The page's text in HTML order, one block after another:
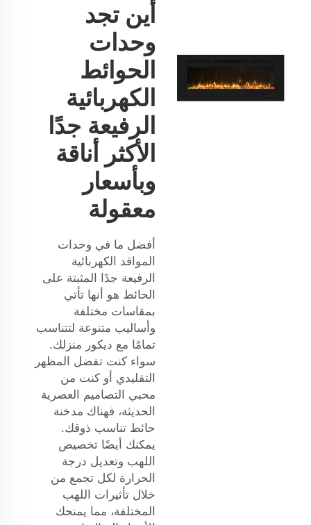
أين تجد
وحدات
الحوائط
الكهربائية
الرفيعة جدًا
الأكثر أناقة
وبأسعار
معقولة
أفضل ما في وحدات
المواقد الكهربائية
الرفيعة جدًا المثبتة على
الحائط هو أنها تأتي
بمقاسات مختلفة
وأساليب متنوعة لتتناسب
تمامًا مع ديكور منزلك.
سواء كنت تفضل المظهر
التقليدي أو كنت من
محبي التصاميم العصرية
الحديثة، فهناك مدخنة
حائط تناسب ذوقك.
يمكنك أيضًا تخصيص
اللهب وتعديل درجة
الحرارة لكل تجمع من
خلال تأثيرات اللهب
المختلفة، مما يمنحك